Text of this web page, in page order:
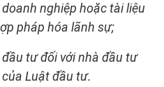
nghiệp hoặc tài liệu
pháp hóa lãnh sự;
tư đối với nhà đầu tư
Luật đầu tư.